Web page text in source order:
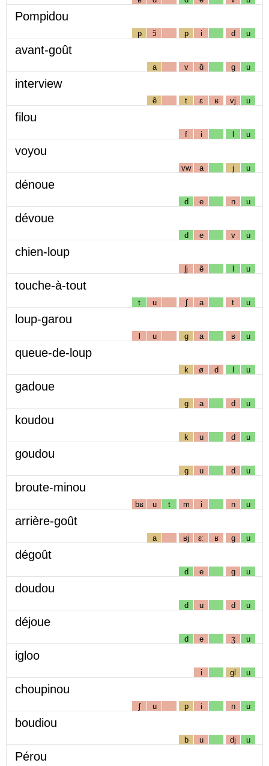
Pompidou
p ɔ̃ p i d u
avant-goût
a v ɑ̃ g u
interview
ẽ t ɛ ʁ vj u
filou
f i l u
voyou
vw a j u
dénoue
d e n u
dévoue
d e v u
chien-loup
ʃj ẽ l u
touche-à-tout
t u ʃ a t u
loup-garou
l u g a ʁ u
queue-de-loup
k ø d l u
gadoue
g a d u
koudou
k u d u
goudou
g u d u
broute-minou
bʁ u t m i n u
arrière-goût
a ʁj ɛː ʁ g u
dégoût
d e g u
doudou
d u d u
déjoue
d e ʒ u
igloo
i gl u
choupinou
ʃ u p i n u
boudiou
b u dj u
Pérou